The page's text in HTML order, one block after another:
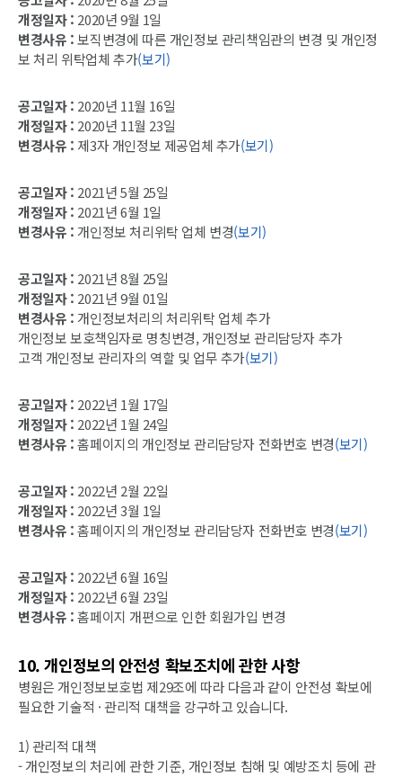
개정일자 : 2020년 9월 1일
변경사유 :보직변경에 따른 개인정보 관리책임관의 변경 및 개인정
보 처리 위탁업체 추가(보기)
공고일자 : 2020년 11월 16일
개정일자 : 2020년 11월 23일
변경사유 : 제3자 개인정보 제공업체 추가(보기)
공고일자 : 2021년 5월 25일
개정일자 : 2021년 6월 1일
변경사유 : 개인정보 처리위탁 업체 변경(보기)
공고일자 : 2021년 8월 25일
개정일자 : 2021년 9월 01일
변경사유 : 개인정보처리의 처리위탁 업체 추가
개인정보 보호책임자로 명칭변경, 개인정보 관리담당자 추가
고객 개인정보 관리자의 역할 및 업무 추가(보기)
공고일자 : 2022년 1월 17일
개정일자 : 2022년 1월 24일
변경사유 :홈페이지의 개인정보 관리담당자 전화번호 변경(보기)
공고일자 : 2022년 2월 22일
개정일자 : 2022년 3월 1일
변경사유 :홈페이지의 개인정보 관리담당자 전화번호 변경(보기)
공고일자 : 2022년 6월 16일
개정일자 : 2022년 6월 23일
변경사유 :홈페이지 개편으로 인한 회원가입 변경
10. 개인정보의 안전성 확보조치에 관한 사항
병원은 개인정보보호법 제29조에 따라 다음과 같이 안전성 확보에
필요한 기술적 · 관리적 대책을 강구하고 있습니다.
1) 관리적 대책
- 개인정보의 처리에 관한 기준, 개인정보 침해 및 예방조치 등에 관